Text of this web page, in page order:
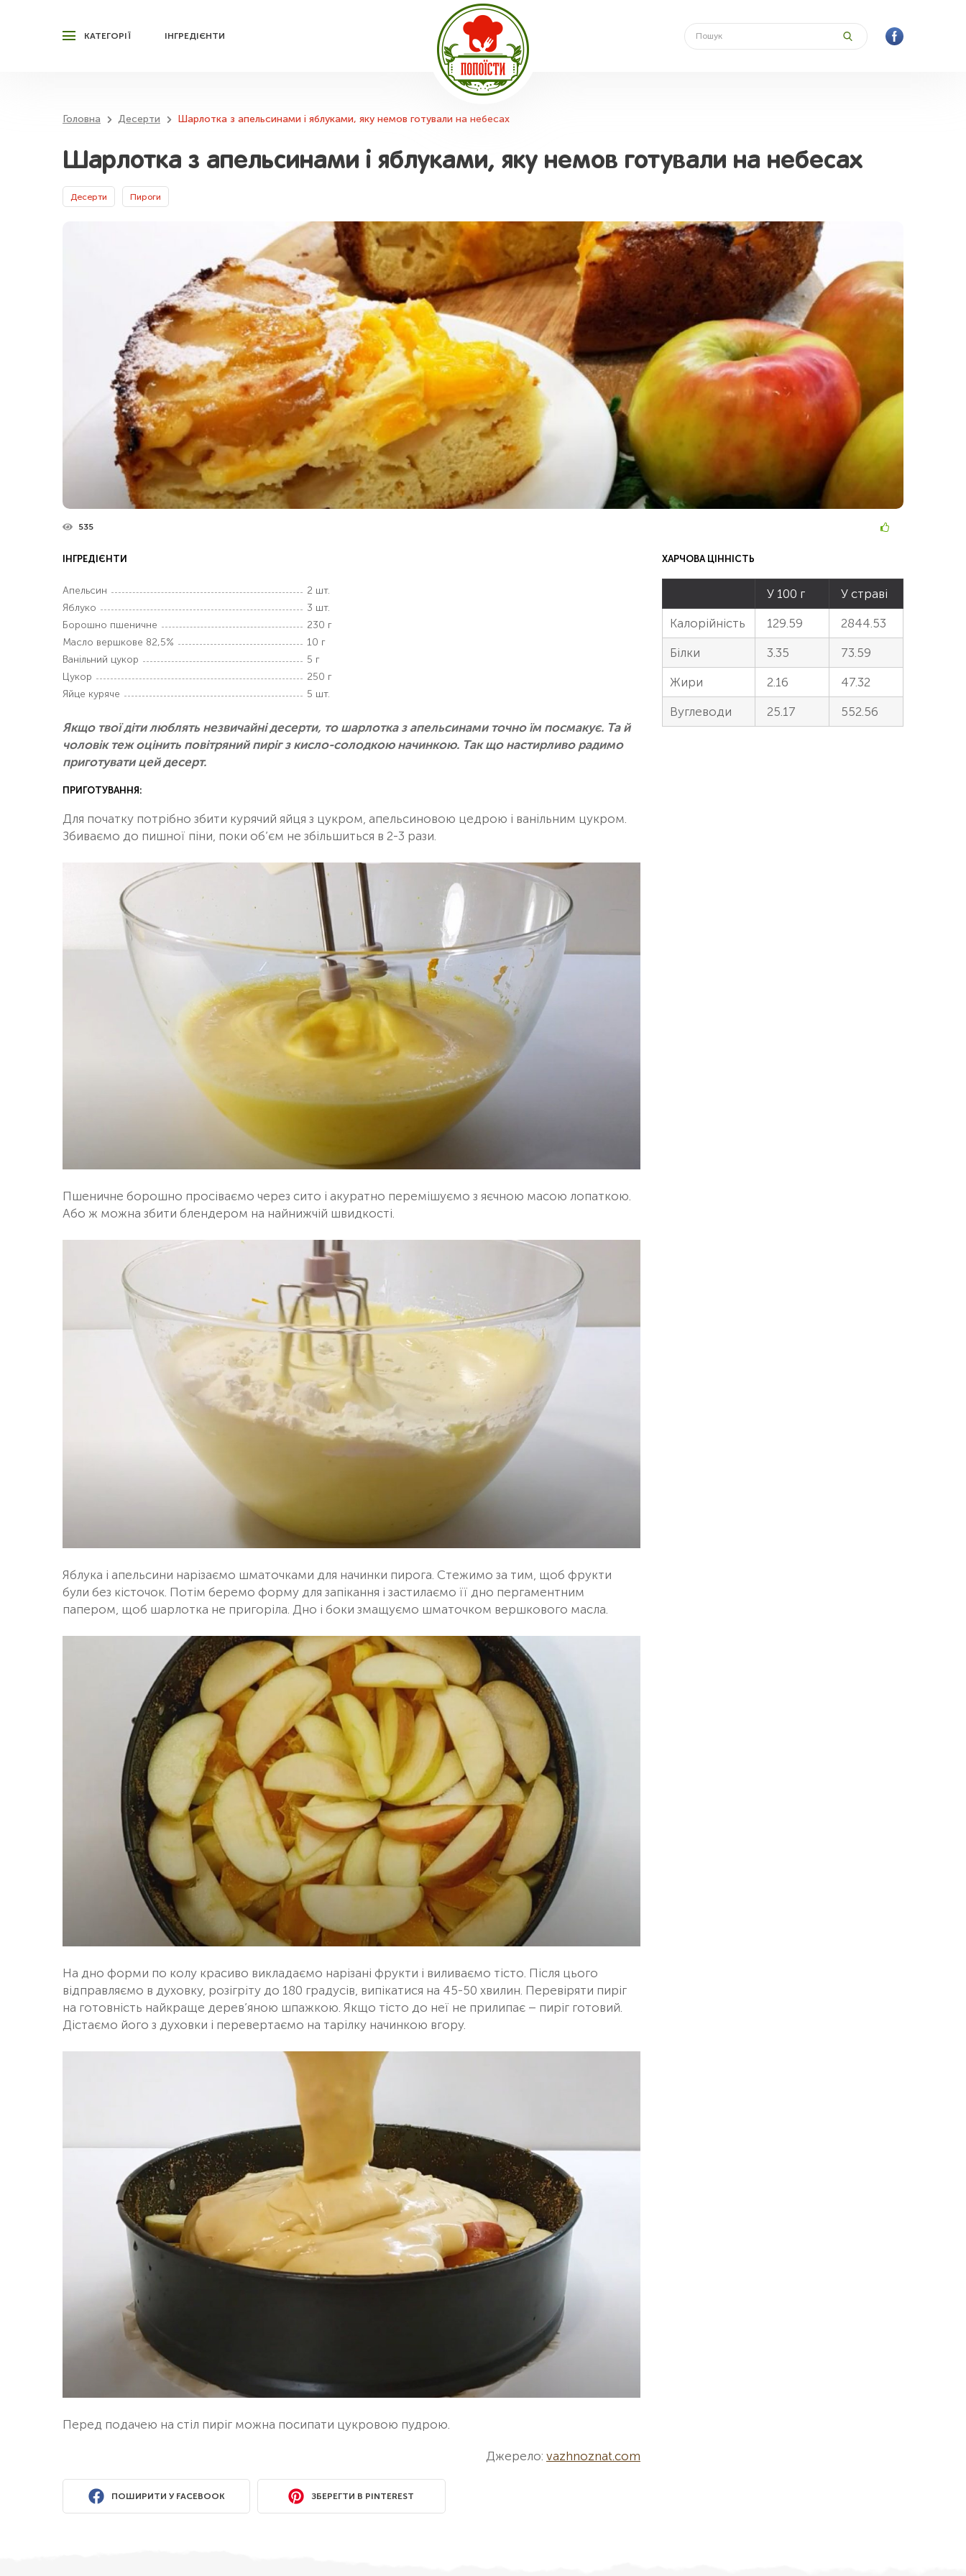
КАТЕГОРІЇ ІНГРЕДІЄНТИ
Головна Десерти Шарлотка з апельсинами і яблуками, яку немов готували на небесах
Шарлотка з апельсинами і яблуками, яку немов готували на небесах
Десерти Пироги
535
ІНГРЕДІЄНТИ
Апельсин
2 шт.
Яблуко
3 шт.
Борошно пшеничне
230 г
Масло вершкове 82,5%
10 г
Ванільний цукор
5 г
Цукор
250 г
Яйце куряче
5 шт.
Якщо твої діти люблять незвичайні десерти, то шарлотка з апельсинами точно їм посмакує. Та й
чоловік теж оцінить повітряний пиріг з кисло-солодкою начинкою. Так що настирливо радимо
приготувати цей десерт.
ПРИГОТУВАННЯ:
Для початку потрібно збити курячий яйця з цукром, апельсиновою цедрою і ванільним цукром.
Збиваємо до пишної піни, поки об’єм не збільшиться в 2-3 рази.
Пшеничне борошно просіваємо через сито і акуратно перемішуємо з яєчною масою лопаткою.
Або ж можна збити блендером на найнижчій швидкості.
Яблука і апельсини нарізаємо шматочками для начинки пирога. Стежимо за тим, щоб фрукти
були без кісточок. Потім беремо форму для запікання і застилаємо її дно пергаментним
папером, щоб шарлотка не пригоріла. Дно і боки змащуємо шматочком вершкового масла.
На дно форми по колу красиво викладаємо нарізані фрукти і виливаємо тісто. Після цього
відправляємо в духовку, розігріту до 180 градусів, випікатися на 45-50 хвилин. Перевіряти пиріг
на готовність найкраще дерев’яною шпажкою. Якщо тісто до неї не прилипає – пиріг готовий.
Дістаємо його з духовки і перевертаємо на тарілку начинкою вгору.
Перед подачею на стіл пиріг можна посипати цукровою пудрою.
Джерело: vazhnoznat.com
ПОШИРИТИ У FACEBOOK ЗБЕРЕГТИ В PINTEREST
ХАРЧОВА ЦІННІСТЬ
У 100 г У страві
Калорійність 129.59 2844.53
Білки 3.35 73.59
Жири 2.16 47.32
Вуглеводи 25.17 552.56